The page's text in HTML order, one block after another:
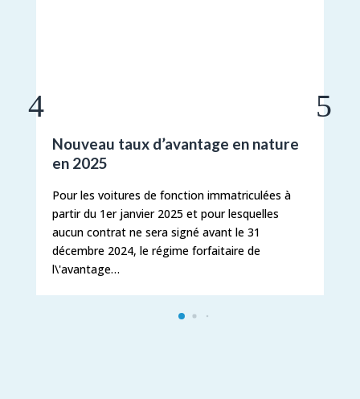
Nouveau taux d’avantage en nature
en 2025
Pour les voitures de fonction immatriculées à
partir du 1er janvier 2025 et pour lesquelles
aucun contrat ne sera signé avant le 31
décembre 2024, le régime forfaitaire de
l\'avantage…